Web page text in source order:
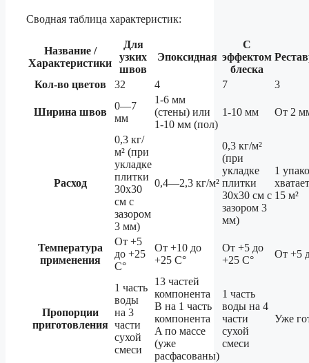
Сводная таблица характеристик:
Название /
Характеристики
Для
узких
швов
Эпоксидная
С
эффектом
блеска
Кол-во цветов 32 4 7 3
Ширина швов
0—7
мм
1-6 мм
(стены) или
1-10 мм (пол)
1-10 мм От 2
Расход
0,3 кг/
м² (при
укладке
плитки
30х30
см с
зазором
3 мм)
0,4—2,3 кг/м²
0,3 кг/м²
(при
укладке
плитки
30х30 см с
зазором 3
мм)
1
15 м²
Температура
применения
От +5
до +25
C°
От +10 до
+25 C°
От +5 до
+25 C°
От +5
Пропорции
приготовления
1 часть
воды
на 3
части
сухой
смеси
13 частей
компонента
B на 1 часть
компонента
A по массе
(уже
расфасованы)
1 часть
воды на 4
части
сухой
смеси
Уже